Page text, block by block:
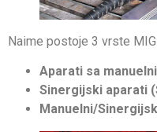
Naime postoje 3 vrste
Aparati sa
Sinergijski aparati
Manuelni/